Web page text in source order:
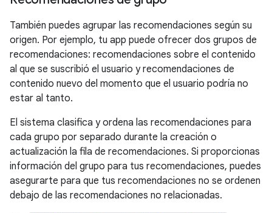
También puedes agrupar las recomendaciones según su
origen. Por ejemplo, tu app puede ofrecer dos grupos de
recomendaciones: recomendaciones sobre el contenido
al que se suscribió el usuario y recomendaciones de
contenido nuevo del momento que el usuario podría no
estar al tanto.
El sistema clasifica y ordena las recomendaciones para
cada grupo por separado durante la creación o
actualización la fila de recomendaciones. Si proporcionas
información del grupo para tus recomendaciones, puedes
asegurarte para que tus recomendaciones no se ordenen
debajo de las recomendaciones no relacionadas.